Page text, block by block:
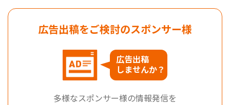
広告出稿をご検討のスポンサー様
広告出稿
しませんか？
多様なスポンサー様の情報発信を